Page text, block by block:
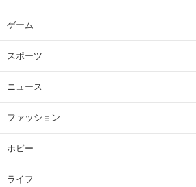
ゲーム
スポーツ
ニュース
ファッション
ホビー
ライフ